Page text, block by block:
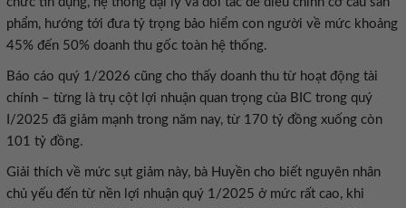
phẩm, hướng tới đưa tỷ trọng bảo hiểm con người về mức khoảng
45% đến 50% doanh thu gốc toàn hệ thống.
Báo cáo quý 1/2026 cũng cho thấy doanh thu từ hoạt động tài
chính – từng là trụ cột lợi nhuận quan trọng của BIC trong quý
I/2025 đã giảm mạnh trong năm nay, từ 170 tỷ đồng xuống còn
101 tỷ đồng.
Giải thích về mức sụt giảm này, bà Huyền cho biết nguyên nhân
chủ yếu đến từ nền lợi nhuận quý 1/2025 ở mức rất cao, khi